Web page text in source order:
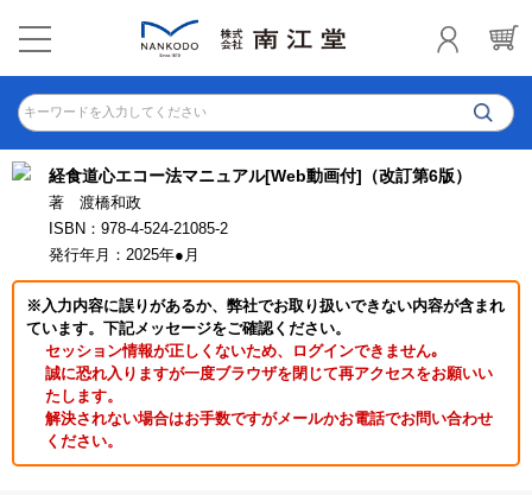
キーワードを入力してください
経食道心エコー法マニュアル[Web動画付]（改訂第6版）
著 渡橋和政
ISBN：978-4-524-21085-2
発行年月：2025年●月
※入力内容に誤りがあるか、弊社でお取り扱いできない内容が含まれ
ています。下記メッセージをご確認ください。
セッション情報が正しくないため、ログインできません｡
誠に恐れ入りますが一度ブラウザを閉じて再アクセスをお願いい
たします。
解決されない場合はお手数ですがメールかお電話でお問い合わせ
ください。